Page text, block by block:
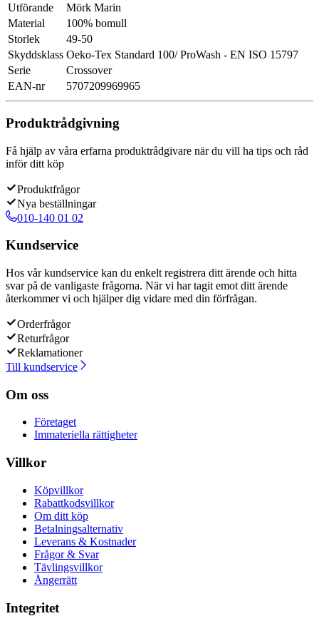
Utförande
Mörk Marin
Material
100% bomull
Storlek
49-50
Skyddsklass Oeko-Tex Standard 100/ ProWash - EN ISO 15797
Serie
Crossover
EAN-nr
5707209969965
Produktrådgivning
Få hjälp av våra erfarna produktrådgivare när du vill ha tips och råd
inför ditt köp
Produktfrågor
Nya beställningar
010-140 01 02
Kundservice
Hos vår kundservice kan du enkelt registrera ditt ärende och hitta
svar på de vanligaste frågorna. När vi har tagit emot ditt ärende
återkommer vi och hjälper dig vidare med din förfrågan.
Orderfrågor
Returfrågor
Reklamationer
Till kundservice
Om oss
Företaget
Immateriella rättigheter
Villkor
Köpvillkor
Rabattkodsvillkor
Om ditt köp
Betalningsalternativ
Leverans & Kostnader
Frågor & Svar
Tävlingsvillkor
Ångerrätt
Integritet